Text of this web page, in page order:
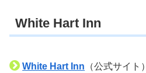
White Hart Inn
White Hart Inn （公式サイト）